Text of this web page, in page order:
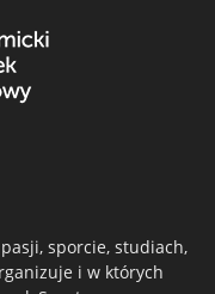
pasji, sporcie, studiach,
i w których